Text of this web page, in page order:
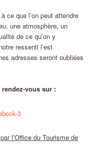
ce que l’on peut attendre
une atmosphère, un
de ce qu’on y
ressenti l’est
adresses seront oubliées
vous sur :
l’Office du Tourisme de